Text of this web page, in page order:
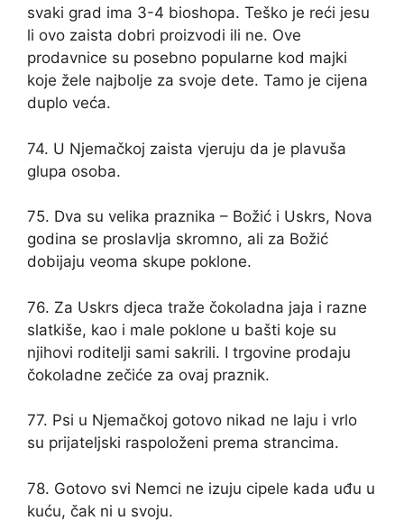
svaki grad ima 3-4 bioshopa. Teško je reći jesu
li ovo zaista dobri proizvodi ili ne. Ove
prodavnice su posebno popularne kod majki
koje žele najbolje za svoje dete. Tamo je cijena
duplo veća.
74. U Njemačkoj zaista vjeruju da je plavuša
glupa osoba.
75. Dva su velika praznika – Božić i Uskrs, Nova
godina se proslavlja skromno, ali za Božić
dobijaju veoma skupe poklone.
76. Za Uskrs djeca traže čokoladna jaja i razne
slatkiše, kao i male poklone u bašti koje su
njihovi roditelji sami sakrili. I trgovine prodaju
čokoladne zečiće za ovaj praznik.
77. Psi u Njemačkoj gotovo nikad ne laju i vrlo
su prijateljski raspoloženi prema strancima.
78. Gotovo svi Nemci ne izuju cipele kada uđu u
kuću, čak ni u svoju.